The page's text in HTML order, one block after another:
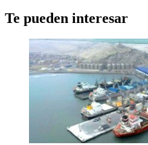
Te pueden interesar